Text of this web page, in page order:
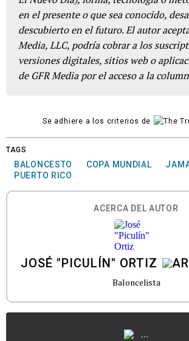
en el presente o que sea conocido,
descubierto en el futuro. El autor
Media, LLC, podría cobrar a los
versiones digitales, sitios web o
de GFR Media por el acceso a la
Se adhiere a los criterios de
TAGS
BALONCESTO COPA MUNDIAL
PUERTO RICO
ACERCA DEL AUTOR
JOSÉ "PICULÍN" ORTIZ
Baloncelista
...